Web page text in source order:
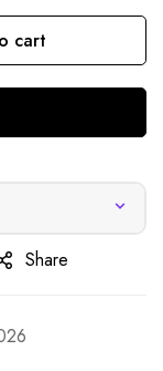
cart
Share